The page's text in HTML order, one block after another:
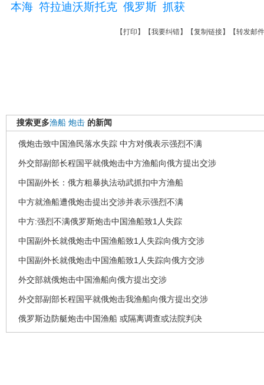
本海 符拉迪沃斯托克 俄罗斯 抓获
【打印 】【我要纠错】【复制链接】【转发邮件
搜索更多渔船 炮击 的新闻
俄炮击致中国渔民落水失踪 中方对俄表示强烈不满
外交部副部长程国平就俄炮击中方渔船向俄方提出交涉
中国副外长：俄方粗暴执法动武抓扣中方渔船
中方就渔船遭俄炮击提出交涉并表示强烈不满
中方:强烈不满俄罗斯炮击中国渔船致1人失踪
中国副外长就俄炮击中国渔船致1人失踪向俄方交涉
中国副外长就俄炮击中国渔船致1人失踪向俄方交涉
外交部就俄炮击中国渔船向俄方提出交涉
外交部副部长程国平就俄炮击我渔船向俄方提出交涉
俄罗斯边防艇炮击中国渔船 或隔离调查或法院判决